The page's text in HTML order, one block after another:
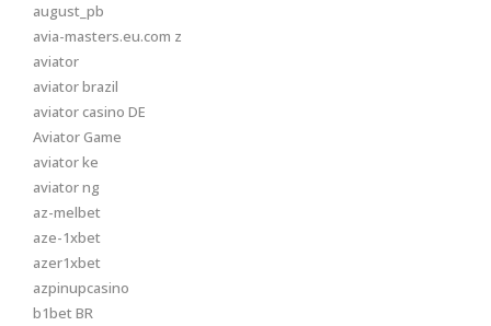
august_pb
avia-masters.eu.com z
aviator
aviator brazil
aviator casino DE
Aviator Game
aviator ke
aviator ng
az-melbet
aze-1xbet
azer1xbet
azpinupcasino
b1bet BR